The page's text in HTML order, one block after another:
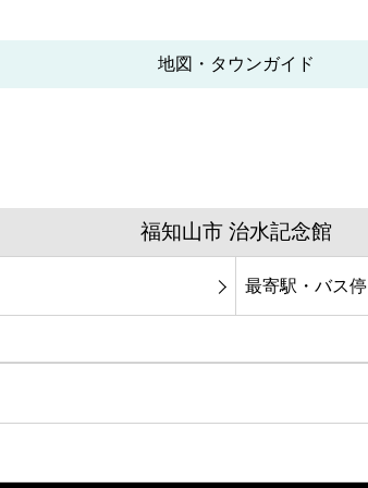
地図・タウンガイド
福知山市 治水記念館
最寄駅・バス停